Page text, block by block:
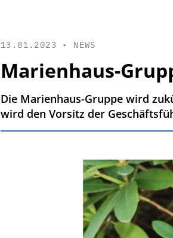
13.01.2023 • NEWS
Marienhaus-
Die Marienhaus-Gruppe wird
wird den Vorsitz der